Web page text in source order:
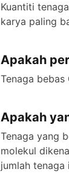
Kuantiti
karya paling
Apakah
Tenaga
Apakah
Tenaga yang
molekul
jumlah tenaga